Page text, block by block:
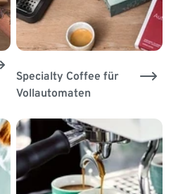
Specialty Coffee für
Vollautomaten